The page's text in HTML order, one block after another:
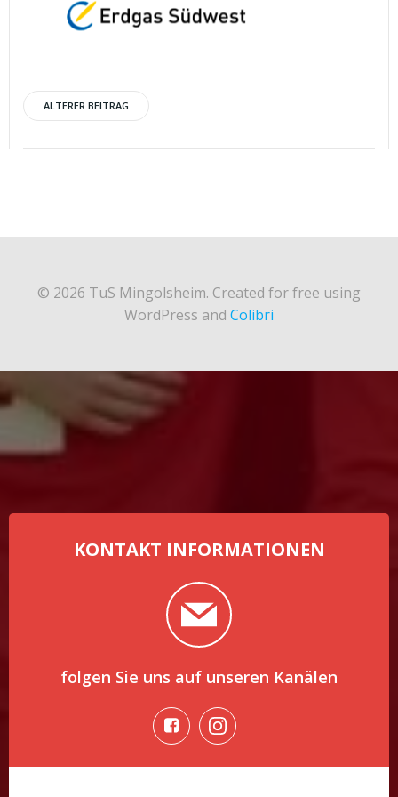
Post
navigation
ÄLTERER BEITRAG
© 2026 TuS Mingolsheim. Created for free using
WordPress and Colibri
KONTAKT INFORMATIONEN
folgen Sie uns auf unseren Kanälen